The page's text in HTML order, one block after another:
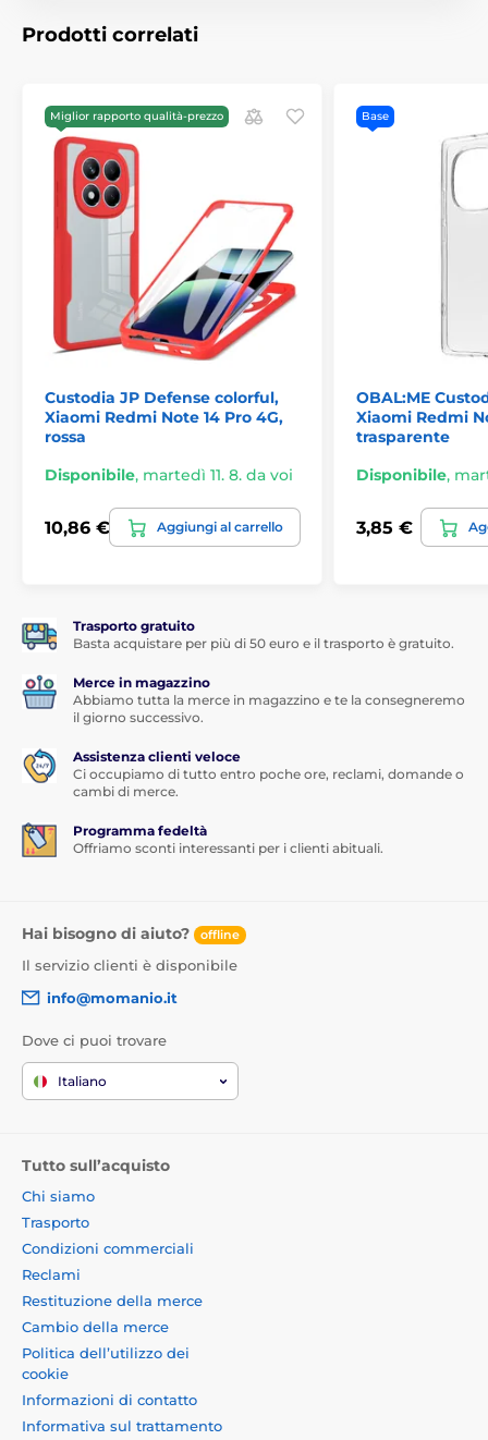
Prodotti correlati
Miglior rapporto qualità-prezzo
Custodia JP Defense colorful,
Xiaomi Redmi Note 14 Pro 4G,
rossa
Disponibile, martedì 11. 8. da voi
10,86 € Aggiungi al carrello
Base
OBAL:ME
Xiaomi Redmi
trasparente
Disponibile,
3,85 €
Trasporto gratuito
Basta acquistare per più di 50 euro e il trasporto è gratuito.
Merce in magazzino
Abbiamo tutta la merce in magazzino e te la consegneremo
il giorno successivo.
Assistenza clienti veloce
Ci occupiamo di tutto entro poche ore, reclami, domande o
cambi di merce.
Programma fedeltà
Offriamo sconti interessanti per i clienti abituali.
Hai bisogno di aiuto? offline
Il servizio clienti è disponibile
info@momanio.it
Dove ci puoi trovare
Italiano
Tutto sull’acquisto
Chi siamo
Trasporto
Condizioni commerciali
Reclami
Restituzione della merce
Cambio della merce
Politica dell’utilizzo dei
cookie
Informazioni di contatto
Informativa sul trattamento